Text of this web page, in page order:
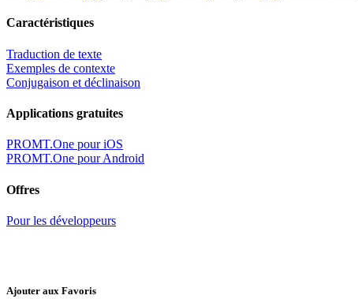
Caractéristiques
Traduction de texte
Exemples de contexte
Conjugaison et déclinaison
Applications gratuites
PROMT.One pour iOS
PROMT.One pour Android
Offres
Pour les développeurs
Ajouter aux Favoris